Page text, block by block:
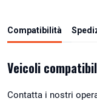
Compatibilità
Veicoli
Contatta i nostri